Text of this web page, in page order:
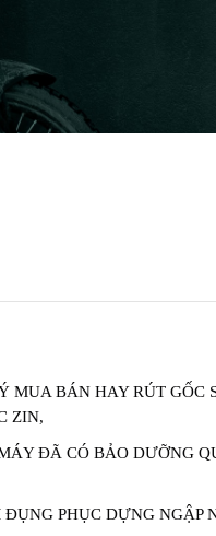
MUA BÁN HAY RÚT GỐC
ZIN,
ĐÃ CÓ BẢO DƯỠNG
PHỤC DỰNG NGẬP